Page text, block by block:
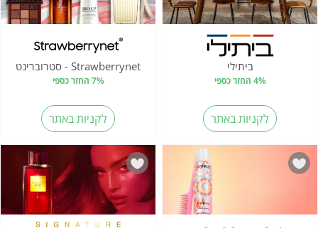
ביתילי
4% החזר כספי
לקניות באתר
Strawberrynet - סטרוברינט
7% החזר כספי
לקניות באתר